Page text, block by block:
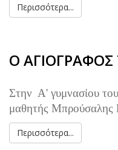
Περισσότερα...
Ο
Στην Α' γυμνασίου
μαθητής Μπρούσαλης
Περισσότερα...